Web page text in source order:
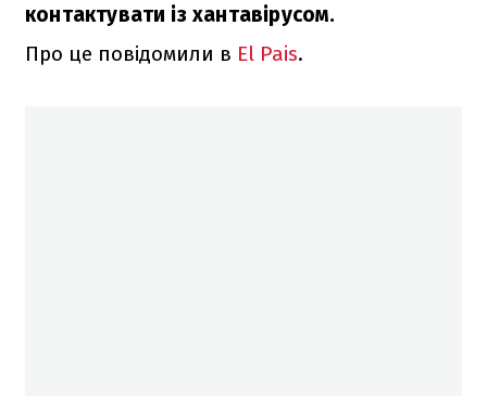
контактувати із хантавірусом.
Про це повідомили в El Pais.